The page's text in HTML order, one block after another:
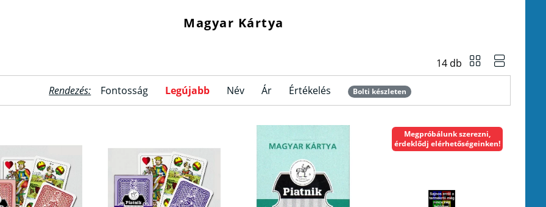
Magyar Kártya
14 db
Rendezés: Fontosság Legújabb Név Ár Értékelés Bolti készleten
Megpróbálunk szerezni,
érdeklődj elérhetőségeinken!